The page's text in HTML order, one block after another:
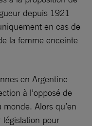
depuis 1921
en cas de
la femme enceinte
en Argentine
à l’opposé de
Alors qu’en
législation pour